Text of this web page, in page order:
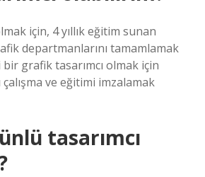
için, 4 yıllık eğitim sunan
departmanlarını tamamlamak
grafik tasarımcı olmak için
çalışma ve eğitimi imzalamak
tasarımcı